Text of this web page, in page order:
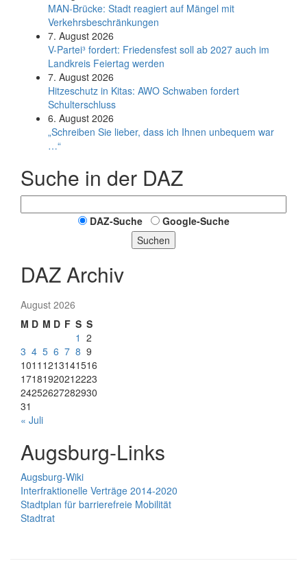
MAN-Brücke: Stadt reagiert auf Mängel mit
Verkehrsbeschränkungen
7. August 2026
V-Partei­³ fordert: Friedens­fest soll ab 2027 auch im
Land­kreis Feier­tag werden
7. August 2026
Hitzeschutz in Kitas: AWO Schwaben fordert
Schulterschluss
6. August 2026
„Schreiben Sie lieber, dass ich Ihnen unbequem war
…“
Suche in der DAZ
DAZ-Suche
Google-Suche
Suchen
DAZ Archiv
August 2026
M D M D F S S
1 2
3 4 5 6 7 8 9
1011 1213141516
17181920212223
24252627282930
31
« Juli
Augsburg-Links
Augsburg-Wiki
Interfraktionelle Verträge 2014-2020
Stadtplan für barrierefreie Mobilität
Stadtrat